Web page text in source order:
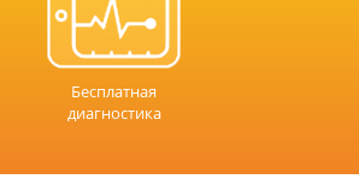
Бесплатная
диагностика